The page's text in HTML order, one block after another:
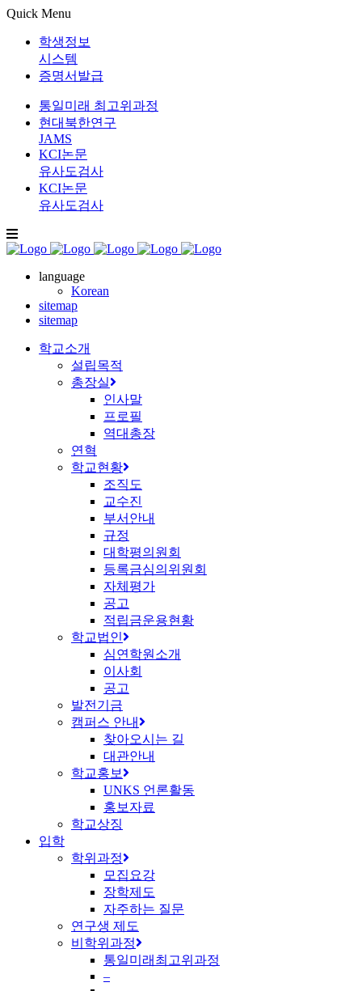
Quick Menu
학생정보
시스템
증명서발급
통일미래 최고위과정
현대북한연구
JAMS
KCI논문
유사도검사
KCI논문
유사도검사
language
Korean
sitemap
sitemap
학교소개
설립목적
총장실
인사말
프로필
역대총장
연혁
학교현황
조직도
교수진
부서안내
규정
대학평의원회
등록금심의위원회
자체평가
공고
적립금운용현황
학교법인
심연학원소개
이사회
공고
발전기금
캠퍼스 안내
찾아오시는 길
대관안내
학교홍보
UNKS 언론활동
홍보자료
학교상징
입학
학위과정
모집요강
장학제도
자주하는 질문
연구생 제도
비학위과정
통일미래최고위과정
–